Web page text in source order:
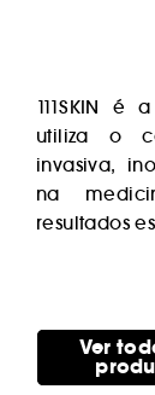
111SKIN é
utiliza o
invasiva,
na
resultados
Ver